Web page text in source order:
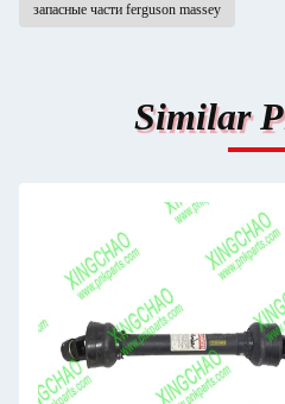
запасные части ferguson massey
Similar